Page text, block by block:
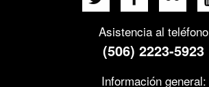
Asistencia al teléfono
(506) 2223-5923
Información general: